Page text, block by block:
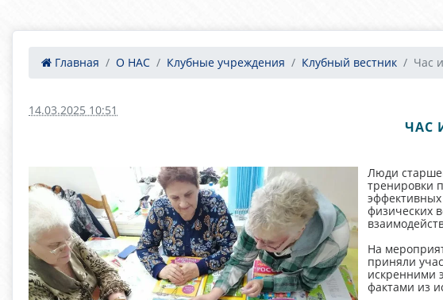
Главная О НАС Клубные учреждения Клубный вестник Час
14.03.2025 10:51
ЧАС
Люди
тренировки
физических
На
приняли
искренними
фактами из